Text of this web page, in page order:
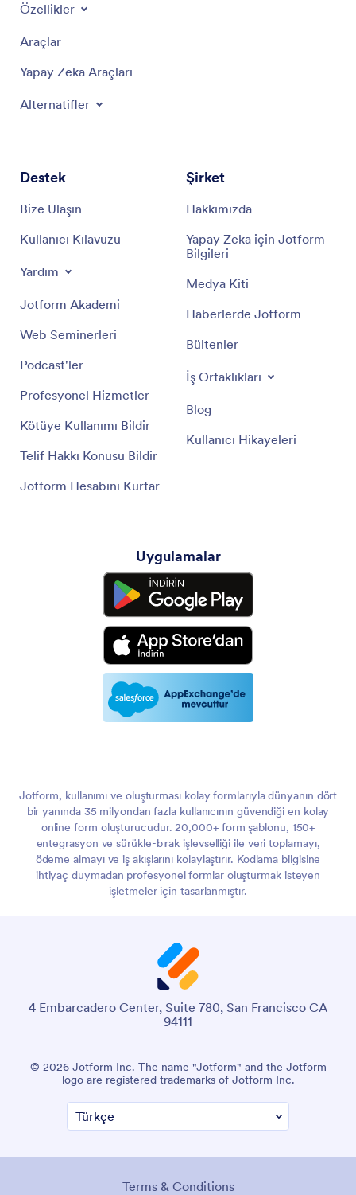
Özellikler
Araçlar
Yapay Zeka Araçları
Alternatifler
Destek
Bize Ulaşın
Kullanıcı Kılavuzu
Yardım
Jotform Akademi
Web Seminerleri
Podcast'ler
Profesyonel Hizmetler
Kötüye Kullanımı Bildir
Telif Hakkı Konusu Bildir
Jotform Hesabını Kurtar
Şirket
Hakkımızda
Yapay Zeka için Jotform
Bilgileri
Medya Kiti
Haberlerde Jotform
Bültenler
İş Ortaklıkları
Blog
Kullanıcı Hikayeleri
Uygulamalar
Jotform, kullanımı ve oluşturması kolay formlarıyla dünyanın dört
bir yanında 35 milyondan fazla kullanıcının güvendiği en kolay
online form oluşturucudur. 20,000+ form şablonu, 150+
entegrasyon ve sürükle-bırak işlevselliği ile veri toplamayı,
ödeme almayı ve iş akışlarını kolaylaştırır. Kodlama bilgisine
ihtiyaç duymadan profesyonel formlar oluşturmak isteyen
işletmeler için tasarlanmıştır.
4 Embarcadero Center, Suite 780, San Francisco CA
94111
© 2026 Jotform Inc. The name "Jotform" and the Jotform
logo are registered trademarks of Jotform Inc.
Terms & Conditions